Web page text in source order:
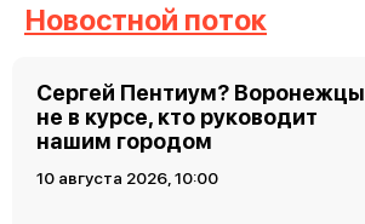
Новостной поток
Сергей Пентиум? Воронежцы
не в курсе, кто руководит
нашим городом
10 августа 2026, 10:00